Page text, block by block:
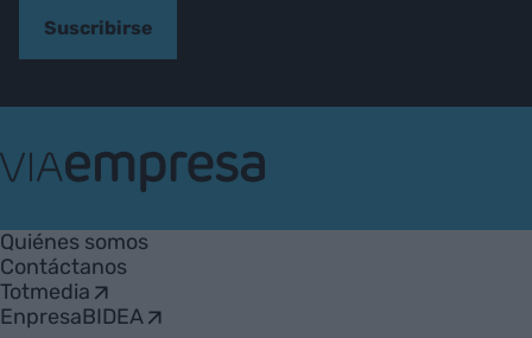
Suscribirse
Empresa
Quiénes somos
Contáctanos
Totmedia
EnpresaBIDEA